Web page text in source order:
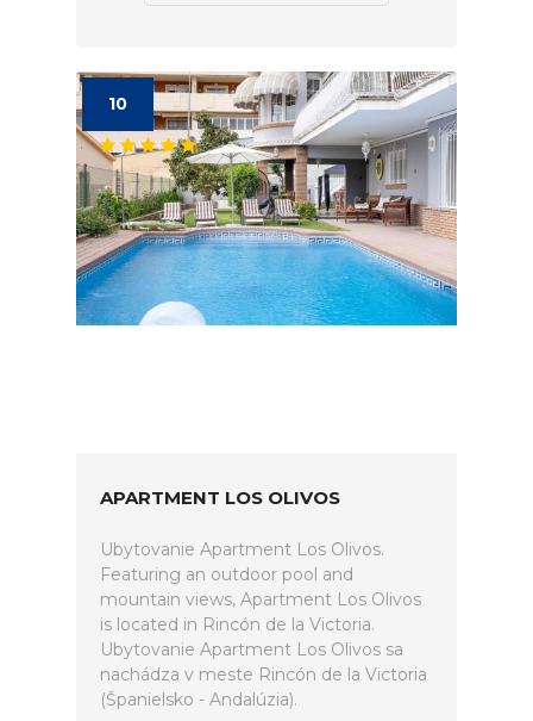
10
APARTMENT LOS OLIVOS
Ubytovanie Apartment Los Olivos.
Featuring an outdoor pool and
mountain views, Apartment Los Olivos
is located in Rincón de la Victoria.
Ubytovanie Apartment Los Olivos sa
nachádza v meste Rincón de la Victoria
(Španielsko - Andalúzia).